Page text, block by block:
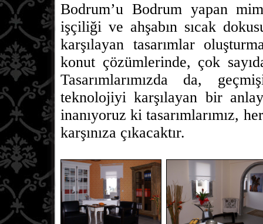
Bodrum’u Bodrum yapan
işçiliği ve ahşabın sıcak
karşılayan tasarımlar
konut çözümlerinde, çok
Tasarımlarımızda da,
teknolojiyi karşılayan bir
inanıyoruz ki tasarımlarımız,
karşınıza çıkacaktır.